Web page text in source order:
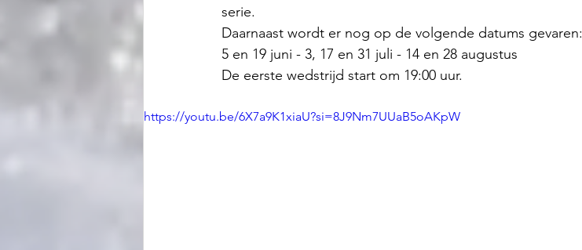
serie.
Daarnaast wordt er nog op de volgende datums gevaren:
5 en 19 juni - 3, 17 en 31 juli - 14 en 28 augustus
De eerste wedstrijd start om 19:00 uur.
https://youtu.be/6X7a9K1xiaU?si=8J9Nm7UUaB5oAKpW